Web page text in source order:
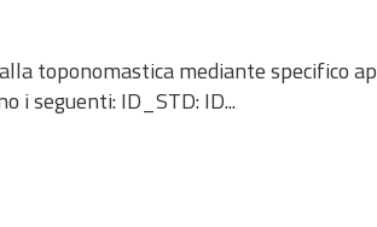
toponomastica mediante specifico
i seguenti: ID_STD: ID...